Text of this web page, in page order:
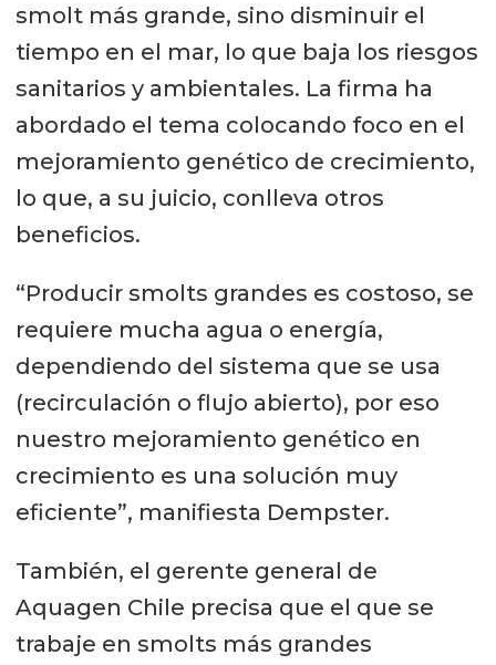
smolt más grande, sino disminuir el
tiempo en el mar, lo que baja los riesgos
sanitarios y ambientales. La firma ha
abordado el tema colocando foco en el
mejoramiento genético de crecimiento,
lo que, a su juicio, conlleva otros
beneficios.
“Producir smolts grandes es costoso, se
requiere mucha agua o energía,
dependiendo del sistema que se usa
(recirculación o flujo abierto), por eso
nuestro mejoramiento genético en
crecimiento es una solución muy
eficiente”, manifiesta Dempster.
También, el gerente general de
Aquagen Chile precisa que el que se
trabaje en smolts más grandes